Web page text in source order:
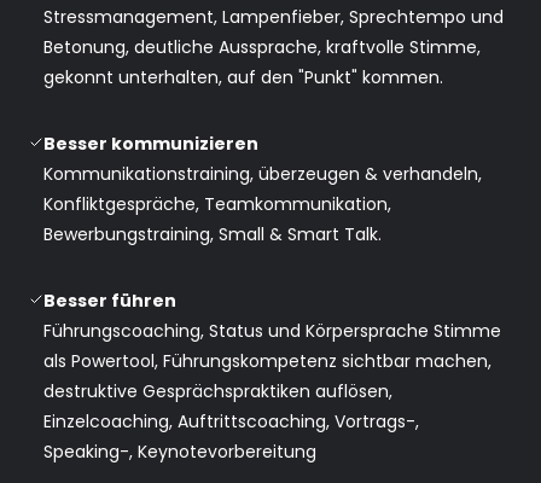
Stressmanagement, Lampenfieber, Sprechtempo und
Betonung, deutliche Aussprache, kraftvolle Stimme,
gekonnt unterhalten, auf den "Punkt" kommen.
Besser kommunizieren
Kommunikationstraining, überzeugen & verhandeln,
Konfliktgespräche, Teamkommunikation,
Bewerbungstraining, Small & Smart Talk.
Besser führen
Führungscoaching, Status und Körpersprache Stimme
als Powertool, Führungskompetenz sichtbar machen,
destruktive Gesprächspraktiken auflösen,
Einzelcoaching, Auftrittscoaching, Vortrags-,
Speaking-, Keynotevorbereitung